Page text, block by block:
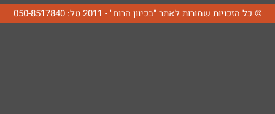
© כל הזכויות שמורות לאתר "בכיוון הרוח" - 2011 טל: 050-8517840